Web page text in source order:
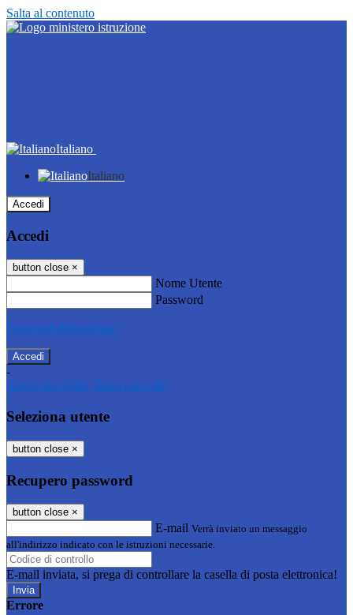
Salta al contenuto
Italiano
Italiano
Accedi
Accedi
button close ×
Nome Utente
Password
Password dimenticata?
-
Entra con SPID Entra con CIE
Seleziona utente
button close ×
Recupero password
button close ×
E-mail Verrà inviato un messaggio
all'indirizzo indicato con le istruzioni necessarie.
E-mail inviata, si prega di controllare la casella di posta elettronica!
Errore